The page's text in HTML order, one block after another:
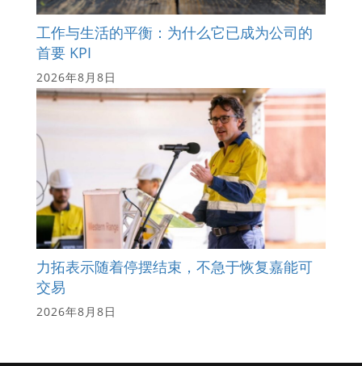
工作与生活的平衡：为什么它已成为公司的
首要 KPI
2026年8月8日
力拓表示随着停摆结束，不急于恢复嘉能可
交易
2026年8月8日